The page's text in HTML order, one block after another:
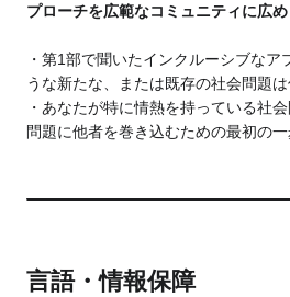
プローチを広範なコミュニティに広め
・第1部で聞いたインクルーシブな
うな新たな、または既存の社会問題は
・あなたが特に情熱を持っている社
問題に他者を巻き込むための最初の
言語・情報保障